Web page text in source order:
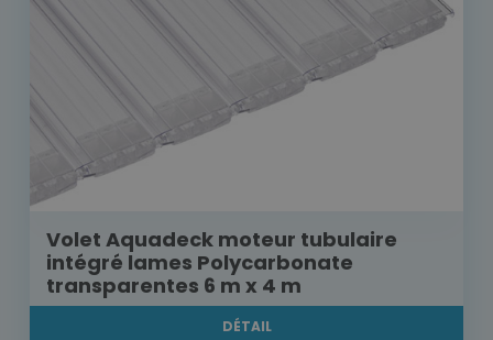
Volet Aquadeck moteur tubulaire
intégré lames Polycarbonate
transparentes 6 m x 4 m
DÉTAIL